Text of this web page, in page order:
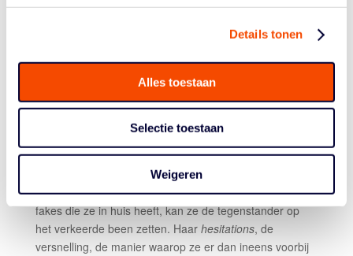
Details tonen
Alles toestaan
Selectie toestaan
Weigeren
3×3 medaille bij het EK U18 in 2017 en ik heb haar
gecoacht bij de WK U23 twee jaar terug, waar Ilse ook in
grote Spaanse vrouwen opboksen is nog wel weer wat
ILSE KUIJT
waardoor je als haar coach wel eens kunt denken dat ze
er niet zo hard aan trekt. Maar geloof me, Ilse is iemand
die absoluut wil winnen. Met haar haar versnelling en de
fakes die ze in huis heeft, kan ze de tegenstander op
het verkeerde been zetten. Haar hesitations, de
versnelling, de manier waarop ze er dan ineens voorbij